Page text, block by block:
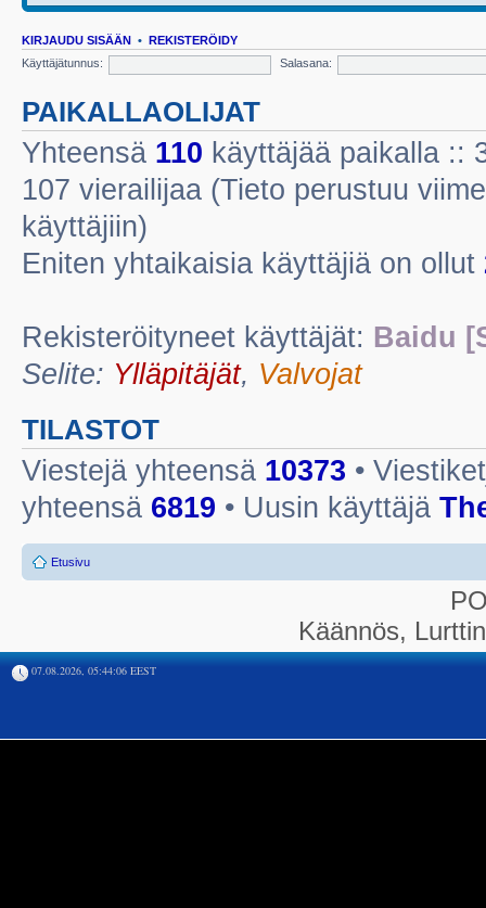
KIRJAUDU SISÄÄN • REKISTERÖIDY
Käyttäjätunnus:
Salasana:
PAIKALLAOLIJAT
Yhteensä 110 käyttäjää paikalla ::
107 vierailijaa (Tieto perustuu
käyttäjiin)
Eniten yhtaikaisia käyttäjiä on ollut
Rekisteröityneet käyttäjät: Baidu
Selite: Ylläpitäjät, Valvojat
TILASTOT
Viestejä yhteensä 10373 •
yhteensä 6819 • Uusin käyttäjä
Etusivu
Käännös,
07.08.2026, 05:44:06 EEST